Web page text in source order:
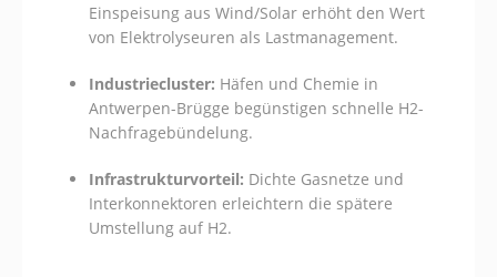
Einspeisung aus Wind/Solar erhöht den Wert
von Elektrolyseuren als Lastmanagement.
Industriecluster: Häfen und Chemie in
Antwerpen-Brügge begünstigen schnelle H2-
Nachfragebündelung.
Infrastrukturvorteil: Dichte Gasnetze und
Interkonnektoren erleichtern die spätere
Umstellung auf H2.